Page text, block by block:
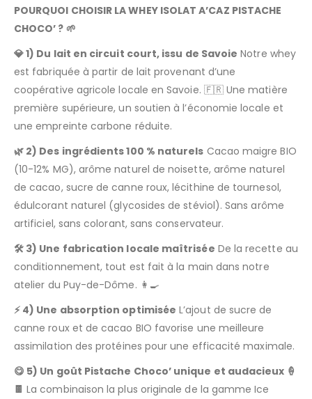
POURQUOI CHOISIR LA WHEY ISOLAT A’CAZ PISTACHE
CHOCO’ ? 🌱
💎 1) Du lait en circuit court, issu de Savoie Notre whey
est fabriquée à partir de lait provenant d’une
coopérative agricole locale en Savoie. 🇫🇷 Une matière
première supérieure, un soutien à l’économie locale et
une empreinte carbone réduite.
🌿 2) Des ingrédients 100 % naturels Cacao maigre BIO
(10-12% MG), arôme naturel de noisette, arôme naturel
de cacao, sucre de canne roux, lécithine de tournesol,
édulcorant naturel (glycosides de stéviol). Sans arôme
artificiel, sans colorant, sans conservateur.
🛠️ 3) Une fabrication locale maîtrisée De la recette au
conditionnement, tout est fait à la main dans notre
atelier du Puy-de-Dôme. 👩‍🍳
⚡ 4) Une absorption optimisée L’ajout de sucre de
canne roux et de cacao BIO favorise une meilleure
assimilation des protéines pour une efficacité maximale.
😋 5) Un goût Pistache Choco’ unique et audacieux 🍦
🍫 La combinaison la plus originale de la gamme Ice